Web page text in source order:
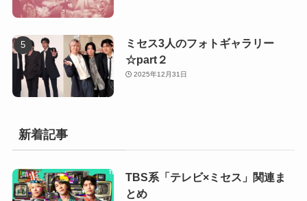
ミセス3人のフォトギャラリー
☆part２
2025年12月31日
新着記事
TBS系「テレビ×ミセス」関連ま
とめ